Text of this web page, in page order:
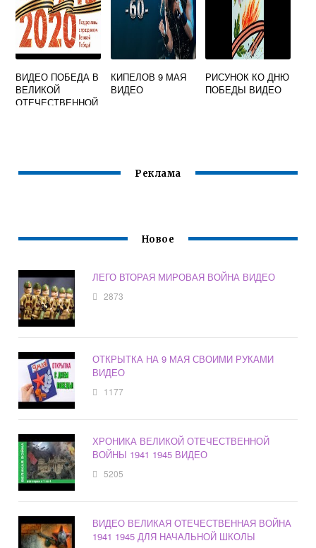
ВИДЕО ПОБЕДА В
ВЕЛИКОЙ
ОТЕЧЕСТВЕННОЙ
КИПЕЛОВ 9 МАЯ
ВИДЕО
РИСУНОК КО ДНЮ
ПОБЕДЫ ВИДЕО
Реклама
Новое
ЛЕГО ВТОРАЯ МИРОВАЯ ВОЙНА ВИДЕО
2873
ОТКРЫТКА НА 9 МАЯ СВОИМИ РУКАМИ
ВИДЕО
1177
ХРОНИКА ВЕЛИКОЙ ОТЕЧЕСТВЕННОЙ
ВОЙНЫ 1941 1945 ВИДЕО
5205
ВИДЕО ВЕЛИКАЯ ОТЕЧЕСТВЕННАЯ ВОЙНА
1941 1945 ДЛЯ НАЧАЛЬНОЙ ШКОЛЫ